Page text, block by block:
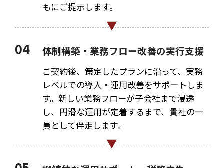
もにご提示します。
04 体制構築・業務フロー改善の実行支援
ご契約後、策定したプランに沿って、実務
レベルでの導入・運用改善をサポートしま
す。新しい業務フローが子会社まで浸透
し、円滑な運用が定着するまで、貴社の一
員として伴走します。